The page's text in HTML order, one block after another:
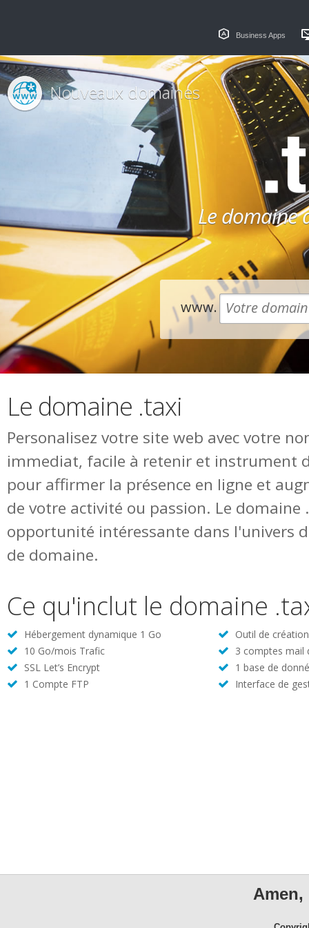
Business Apps
Le domaine
Nouveaux domaines
www.
Le domaine .taxi
Personalisez votre site web avec votre
immediat, facile à retenir et instrument
pour affirmer la présence en ligne et
de votre activité ou passion. Le
opportunité intéressante dans l'univers
de domaine.
Ce qu'inclut le domaine
Hébergement dynamique 1 Go
Outil de
10 Go/mois Trafic
3 comptes mail
SSL Let’s Encrypt
1 base de
1 Compte FTP
Interface de